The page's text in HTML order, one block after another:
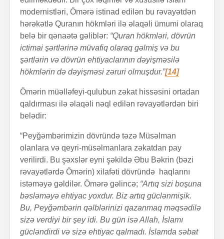
modernistləri, Ömərə istinad edilən bu rəvayətdən
hərəkətlə Quranın hökmləri ilə əlaqəli ümumi olaraq
belə bir qənaətə gəliblər: “Quran hökmləri, dövrün
ictimai şərtlərinə müvafiq olaraq gəlmiş və bu
şərtlərin və dövrün ehtiyaclarının dəyişməsilə
hökmlərin də dəyişməsi zəruri olmuşdur.”[14]
Ömərin müəlləfeyi-qulubun zəkat hissəsini ortadan
qaldırması ilə əlaqəli nəql edilən rəvayətlərdən biri
belədir:
“Peyğəmbərimizin dövründə təzə Müsəlman
olanlara və qeyri-müsəlmanlara zəkatdan pay
verilirdi. Bu şəxslər eyni şəkildə Əbu Bəkrin (bəzi
rəvayətlərdə Ömərin) xilafəti dövründə haqlarını
istəməyə gəldilər. Ömərə gəlincə; “Artıq sizi boşuna
bəsləməyə ehtiyac yoxdur. Biz artıq güclənmişik.
Bu, Peyğəmbərin qəlblərinizi qazanmaq məqsədilə
sizə verdiyi bir şey idi. Bu gün isə Allah, İslamı
gücləndirdi və sizə ehtiyac qalmadı. İslamda səbat